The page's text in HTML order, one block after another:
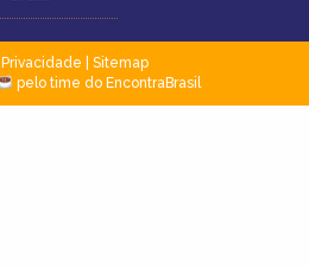
Privacidade
Sitemap
pelo time do EncontraBrasil